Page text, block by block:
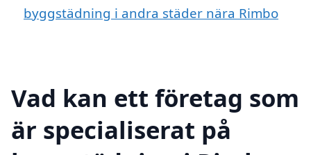
byggstädning i andra städer nära Rimbo
Vad kan ett företag som
är specialiserat på